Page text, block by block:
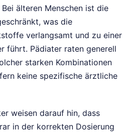
älteren Menschen ist die
was die
verlangsamt und zu einer
führt. Pädiater raten generell
starken Kombinationen
keine spezifische ärztliche
weisen darauf hin, dass
in der korrekten Dosierung